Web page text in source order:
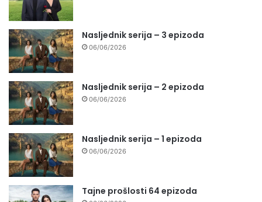
Nasljednik serija – 3 epizoda
06/06/2026
Nasljednik serija – 2 epizoda
06/06/2026
Nasljednik serija – 1 epizoda
06/06/2026
Tajne prošlosti 64 epizoda